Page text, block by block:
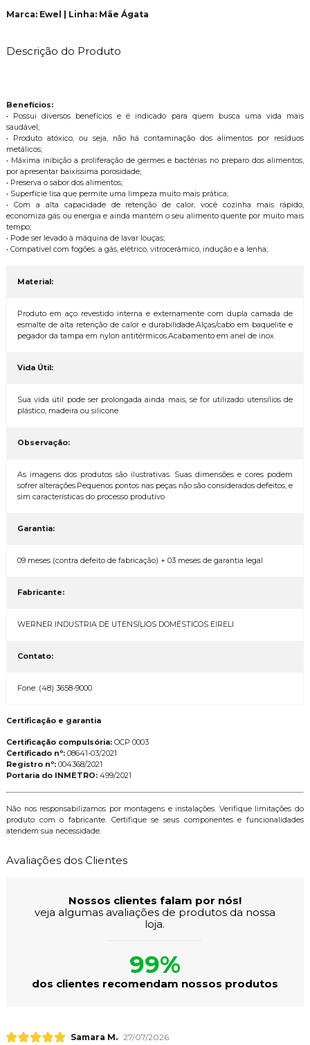
Marca: Ewel | Linha: Mãe Ágata
Descrição do Produto
Benefícios:
• Possui diversos benefícios e é indicado para quem busca uma vida mais
saudável;
• Produto atóxico, ou seja, não há contaminação dos alimentos por resíduos
metálicos;
• Máxima inibição a proliferação de germes e bactérias no preparo dos alimentos,
por apresentar baixíssima porosidade;
• Preserva o sabor dos alimentos;
• Superfície lisa que permite uma limpeza muito mais prática;
• Com a alta capacidade de retenção de calor, você cozinha mais rápido,
economiza gás ou energia e ainda mantém o seu alimento quente por muito mais
tempo;
• Pode ser levado à máquina de lavar louças;
• Compatível com fogões: a gás, elétrico, vitrocerâmico, indução e a lenha;
Material:
Produto em aço revestido interna e externamente com dupla camada de
esmalte de alta retenção de calor e durabilidade.Alças/cabo em baquelite e
pegador da tampa em nylon antitérmicos.Acabamento em anel de inox
Vida Útil:
Sua vida útil pode ser prolongada ainda mais, se for utilizado utensílios de
plástico, madeira ou silicone
Observação:
As imagens dos produtos são ilustrativas. Suas dimensões e cores podem
sofrer alterações.Pequenos pontos nas peças não são considerados defeitos, e
sim características do processo produtivo
Garantia:
09 meses (contra defeito de fabricação) + 03 meses de garantia legal
Fabricante:
WERNER INDUSTRIA DE UTENSÍLIOS DOMÉSTICOS EIRELI
Contato:
Fone: (48) 3658-9000
Certificação e garantia
Certificação compulsória:OCP 0003
Certificado nº:08641-03/2021
Registro nº:004368/2021
Portaria do INMETRO: 499/2021
Não nos responsabilizamos por montagens e instalações. Verifique limitações do
produto com o fabricante. Certifique se seus componentes e funcionalidades
atendem sua necessidade.
Avaliações dos Clientes
Nossos clientes falam por nós!
veja algumas avaliações de produtos da nossa
loja.
99%
dos clientes recomendam nossos produtos
Samara M. 27/07/2026